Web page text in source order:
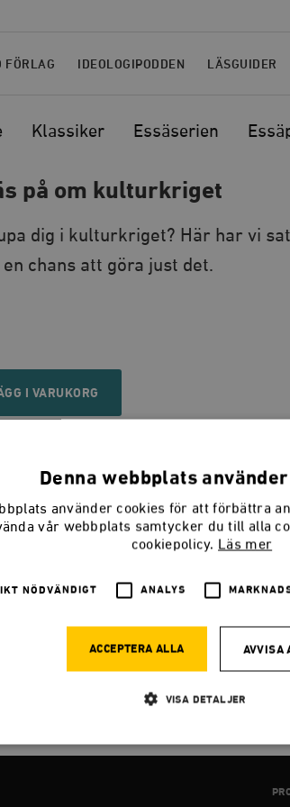
FÖRLAG IDEOLOGIPODDEN LÄSGUIDER
Klassiker Essäserien
på om kulturkriget
dig i kulturkriget? Här har vi
chans att göra just det.
I VARUKORG
Broberg har åkt tåg och
sydligaste landskap och pratat
på Listerlandet i
där Andreas Johansson
toaletter, en pojke som
Denna webbplats
använder cookies för att förbättra
vår webbplats samtycker du till alla
cookiepolicy. Läs mer
NÖDVÄNDIGT ANALYS
ACCEPTERA ALLA AVVISA
VISA DETALJER